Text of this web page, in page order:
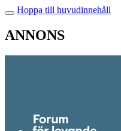
Hoppa till huvudinnehåll
ANNONS